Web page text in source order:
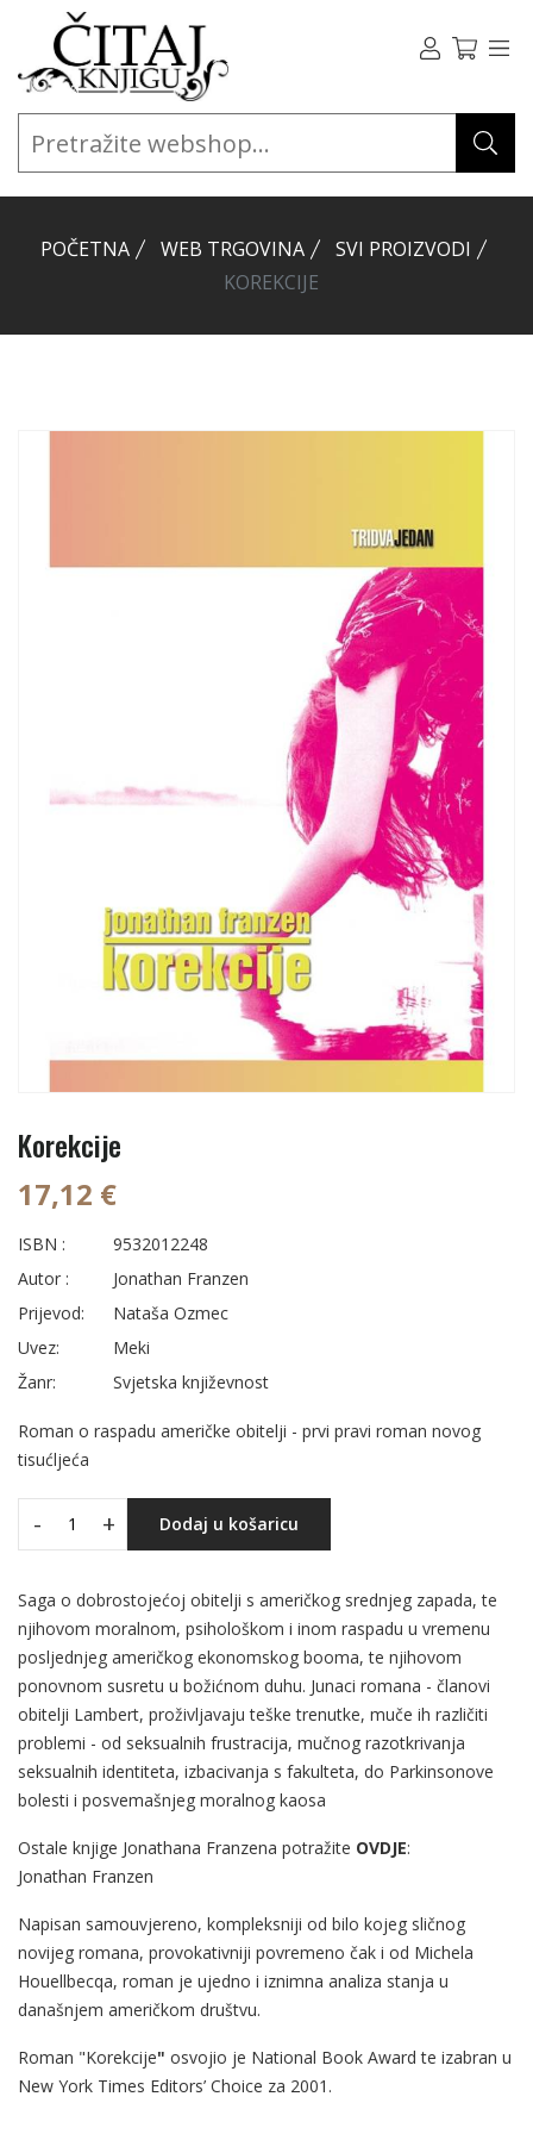
POČETNA WEB TRGOVINA
SVI PROIZVODI
KOREKCIJE
Korekcije
17,12 €
ISBN :
9532012248
Autor :
Jonathan Franzen
Prijevod:
Nataša Ozmec
Uvez:
Meki
Žanr:
Svjetska književnost
Roman o raspadu američke obitelji - prvi pravi roman novog
tisućljeća
- + Dodaj u košaricu
Saga o dobrostojećoj obitelji s američkog srednjeg zapada, te
njihovom moralnom, psihološkom i inom raspadu u vremenu
posljednjeg američkog ekonomskog booma, te njihovom
ponovnom susretu u božićnom duhu. Junaci romana - članovi
obitelji Lambert, proživljavaju teške trenutke, muče ih različiti
problemi - od seksualnih frustracija, mučnog razotkrivanja
seksualnih identiteta, izbacivanja s fakulteta, do Parkinsonove
bolesti i posvemašnjeg moralnog kaosa
Ostale knjige Jonathana Franzena potražite OVDJE:
Jonathan Franzen
Napisan samouvjereno, kompleksniji od bilo kojeg sličnog
novijeg romana, provokativniji povremeno čak i od Michela
Houellbecqa, roman je ujedno i iznimna analiza stanja u
današnjem američkom društvu.
Roman "Korekcije" osvojio je National Book Award te izabran u
New York Times Editors’ Choice za 2001.